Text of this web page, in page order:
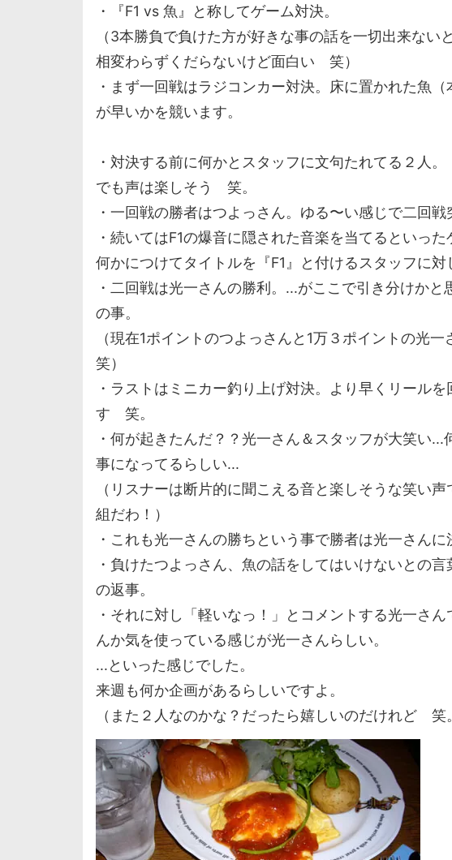
・『F1 vs 魚』と称してゲーム対決。
（3本勝負で負けた方が好きな事の話を一切出来ない
相変わらずくだらないけど面白い 笑）
・まず一回戦はラジコンカー対決。床に置かれた魚
が早いかを競います。
・対決する前に何かとスタッフに文句たれてる２人
でも声は楽しそう 笑。
・一回戦の勝者はつよっさん。ゆる〜い感じで二回戦
・続いてはF1の爆音に隠された音楽を当てるといった
何かにつけてタイトルを『F1』と付けるスタッフに
・二回戦は光一さんの勝利。...がここで引き分けか
の事。
（現在1ポイントのつよっさんと1万３ポイントの光
笑）
・ラストはミニカー釣り上げ対決。より早くリール
す 笑。
・何が起きたんだ？？光一さん＆スタッフが大笑い
事になってるらしい...
（リスナーは断片的に聞こえる音と楽しそうな笑い
組だわ！）
・これも光一さんの勝ちという事で勝者は光一さんに
・負けたつよっさん、魚の話をしてはいけないとの
の返事。
・それに対し「軽いなっ！」とコメントする光一さ
んか気を使っている感じが光一さんらしい。
...といった感じでした。
来週も何か企画があるらしいですよ。
（また２人なのかな？だったら嬉しいのだけれど 笑